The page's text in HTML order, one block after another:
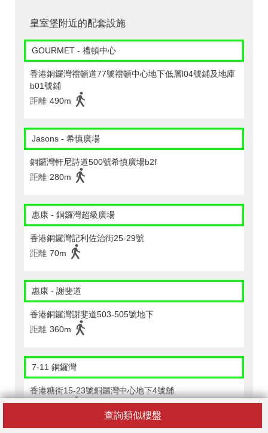
查詢類似樓盤
皇室堡附近的配套設施
GOURMET - 禮頓中心
香港銅鑼灣禮頓道77號禮頓中心地下低層l04號鋪及地庫
b01號鋪
距離 490m
Jasons - 希慎廣場
銅鑼灣軒尼詩道500號希慎廣場b2f
距離 280m
惠康 - 銅鑼灣超級廣場
香港銅鑼灣記利佐治街25-29號
距離 70m
惠康 - 謝斐道
香港銅鑼灣謝斐道503-505號地下
距離 360m
7-11 銅鑼灣
香港糖街15-23號銅鑼灣中心地下4號舖
距離 40m